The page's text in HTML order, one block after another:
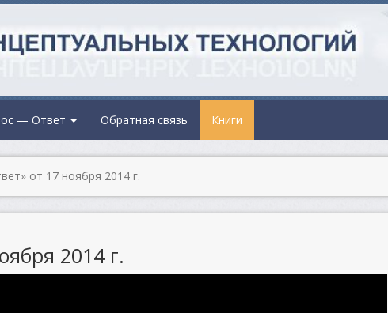
— Ответ Обратная связь Книги
от 17 ноября 2014 г.
2014 г.